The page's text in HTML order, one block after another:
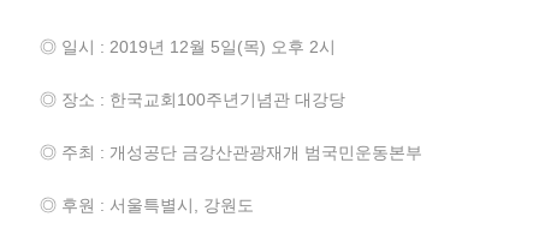
◎ 일시 : 2019년 12월 5일(목) 오후 2시
◎ 장소 : 한국교회100주년기념관 대강당
◎ 주최 : 개성공단 금강산관광재개 범국민운동본부
◎ 후원 : 서울특별시, 강원도